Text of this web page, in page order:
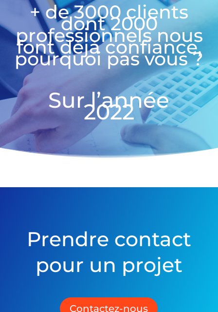
+ de 3000 clients
dont 2000
professionnels nous
font déjà confiance,
pourquoi pas vous ?
Sur l’année
2022
Prendre contact
pour un projet
Contactez-nous